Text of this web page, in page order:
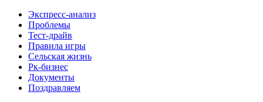
Экспресс-анализ
Проблемы
Тест-драйв
Правила игры
Сельская жизнь
Рк-бизнес
Документы
Поздравляем